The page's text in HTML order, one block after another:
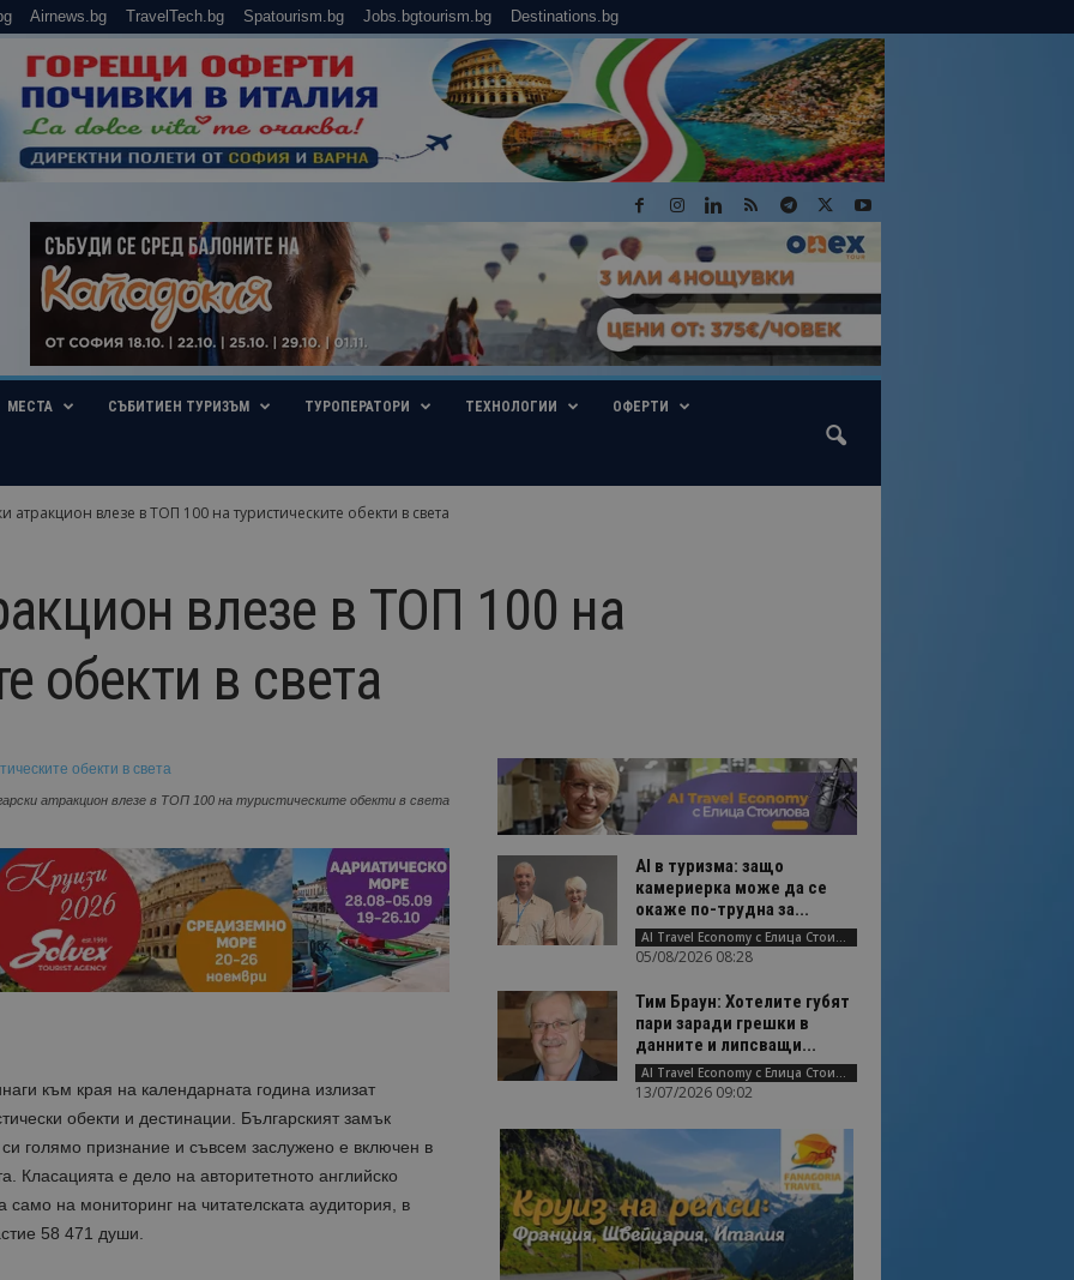
Airnews.bg TravelTech.bg Spatourism.bg Jobs.bgtourism.bg Destinations.bg
МЕСТА СЪБИТИЕН ТУРИЗЪМ ТУРОПЕРАТОРИ ТЕХНОЛОГИИ ОФЕРТИ
атракцион влезе в ТОП 100 на туристическите обекти в света
влезе в ТОП 100 на
обекти в света
атракцион влезе в ТОП 100 на туристическите обекти в света
към края на календарната година излизат
обекти и дестинации. Българският замък
голямо признание и съвсем заслужено е включен в
Класацията е дело на авторитетното английско
само на мониторинг на читателската аудитория, в
58 471 души.
AI в туризма: защо
камериерка може да се
окаже по-трудна за...
AI Travel Economy с Елица Стоилова
05/08/2026 08:28
Тим Браун: Хотелите губят
пари заради грешки в
данните и липсващи...
AI Travel Economy с Елица Стоилова
13/07/2026 09:02